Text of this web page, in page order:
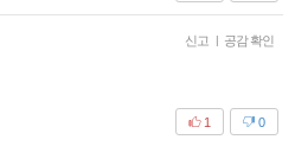
신고 | 공감 확인
0
1